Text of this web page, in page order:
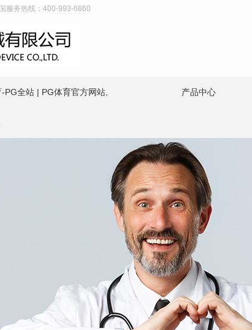
服务热线：400-993-6860
PG全站 | PG体育官方网站, 产品中心